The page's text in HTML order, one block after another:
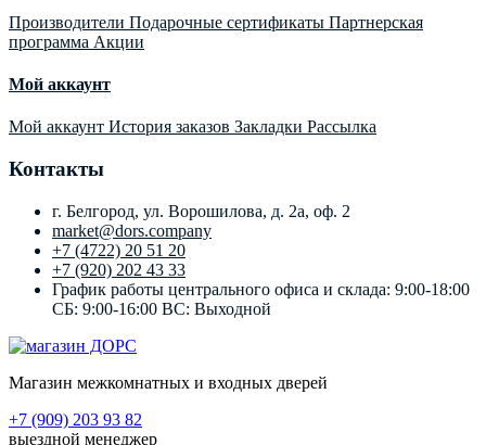
Производители Подарочные сертификаты Партнерская
программа Акции
Мой аккаунт
Мой аккаунт История заказов Закладки Рассылка
Контакты
г. Белгород, ул. Ворошилова, д. 2а, оф. 2
market@dors.company
+7 (4722) 20 51 20
+7 (920) 202 43 33
График работы центрального офиса и склада: 9:00-18:00
СБ: 9:00-16:00 ВС: Выходной
Магазин межкомнатных и входных дверей
+7 (909) 203 93 82
выездной менеджер